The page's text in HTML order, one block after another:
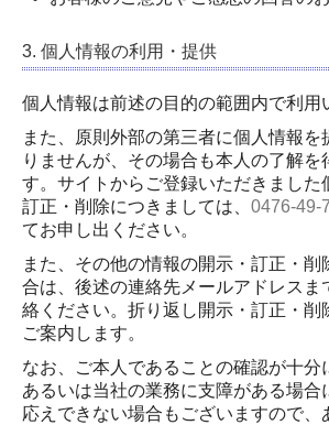
3. 個人情報の利用・提供
個人情報は前述の目的の範囲内で利用
また、原則外部の第三者に個人情報を
りませんが、その場合も本人の了解を
す。サイトからご登録いただきました
訂正・削除につきましては、 0476-49-
てお申し出ください。
また、その他の情報の開示・訂正・削
合は、後述の連絡先メールアドレスま
絡ください。折り返し開示・訂正・削
ご案内します。
なお、ご本人であることの確認が十分
あるいは当社の業務に支障がある場合
応えできない場合もございますので、